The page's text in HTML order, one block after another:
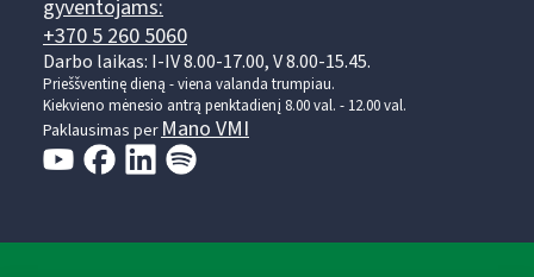
gyventojams:
+370 5 260 5060
Darbo laikas: I-IV 8.00-17.00, V 8.00-15.45.
Prieššventinę dieną - viena valanda trumpiau.
Kiekvieno mėnesio antrą penktadienį 8.00 val. - 12.00 val.
Paklausimas per Mano VMI